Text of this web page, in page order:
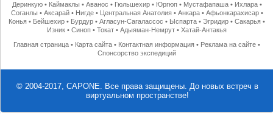
Деринкую• Каймаклы • Аванос • Гюльшехир• Юргюп• Мустафапаша• Ихлара•
Соганлы • Аксарай• Нигде• Центральная Анатолия• Анкара• Афьонкарахисар•
Конья • Бейшехир • Бурдур •Агласун-Сагалассос • Ыспарта •Эгридир •Сакарья •
Изник •Синоп •Токат •Адыяман-Немрут •Хатай-Антакья
Главная страница • Карта сайта • Контактная информация • Реклама на сайте •
Спонсорство экспедиций
© 2004-2017, CAPONE. Все права защищены. До новых встреч в
виртуальном пространстве!